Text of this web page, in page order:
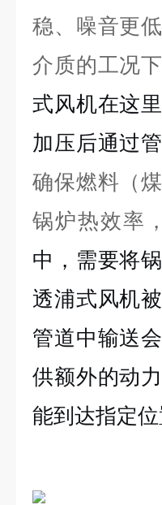
稳、噪音更
介质的工况
式风机在这
加压后通过
确保燃料（
锅炉热效率
中，需要将
透浦式风机
管道中输送
供额外的动
能到达指定